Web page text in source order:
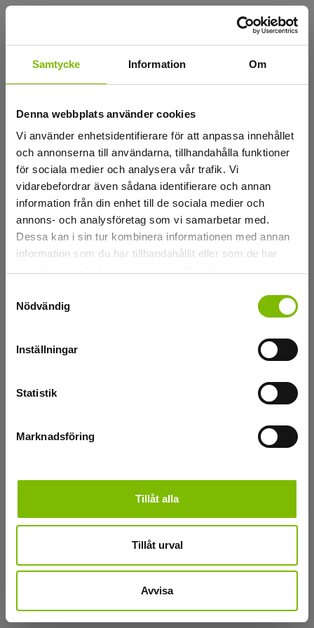
Samtycke Information Om
Denna webbplats använder cookies
Vi använder enhetsidentifierare för att anpassa innehållet
och annonserna till användarna, tillhandahålla funktioner
för sociala medier och analysera vår trafik. Vi
vidarebefordrar även sådana identifierare och annan
information från din enhet till de sociala medier och
annons- och analysföretag som vi samarbetar med.
Dessa kan i sin tur kombinera informationen med annan
information som du har tillhandahållit eller som de har
Nödvändig
Inställningar
Statistik
Marknadsföring
Tillåt alla
Tillåt urval
Avvisa
Laddar